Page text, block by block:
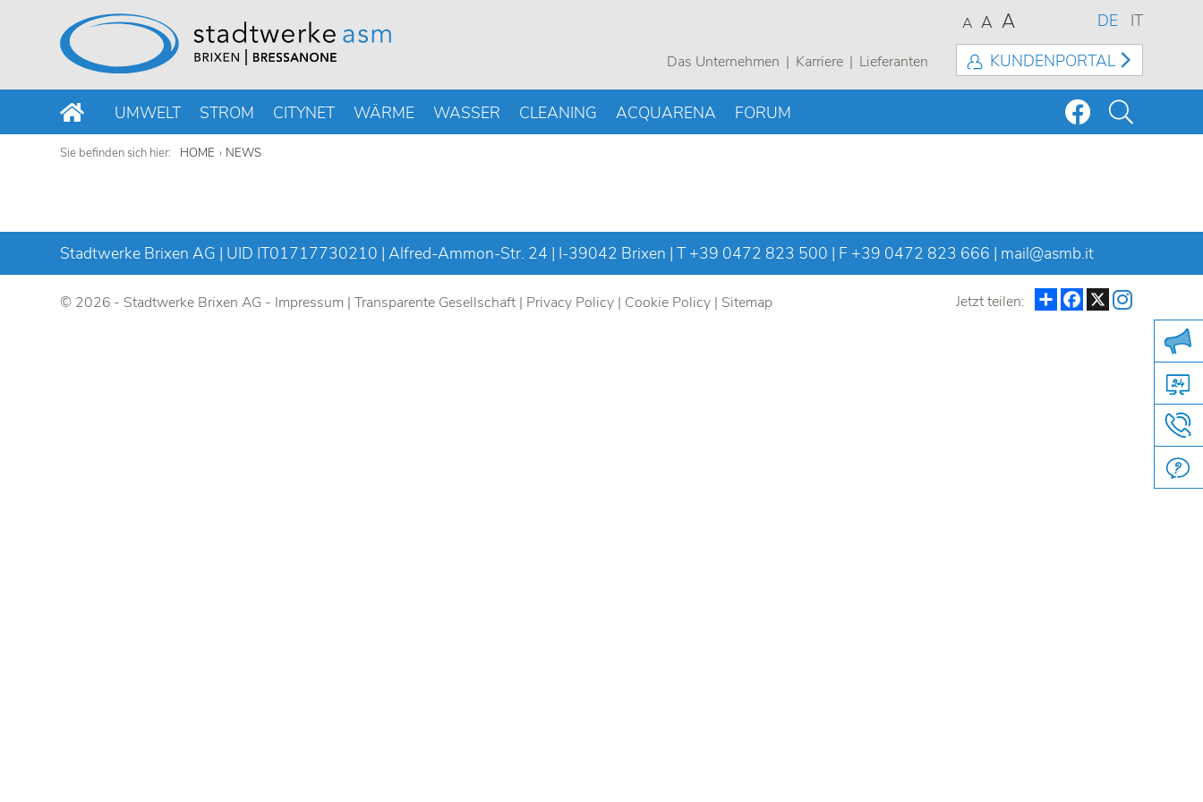
DE IT
A A A
KUNDENPORTAL
Das Unternehmen Karriere Lieferanten
UMWELT STROM CITYNET WÄRME WASSER CLEANING ACQUARENA FORUM
Sie befinden sich hier: HOME NEWS
Stadtwerke Brixen AG | UID IT01717730210 | Alfred-Ammon-Str. 24 | I-39042 Brixen | T+39 0472 823 500 | F +39 0472 823 666 | mail@asmb.it
© 2026 - Stadtwerke Brixen AG - Impressum |Transparente Gesellschaft | Privacy Policy | Cookie Policy | Sitemap Jetzt teilen: TeilenFacebook
X